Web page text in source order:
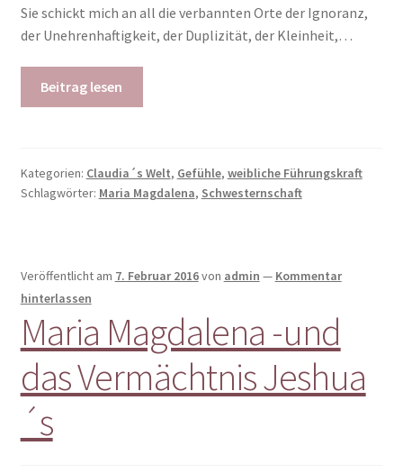
Sie schickt mich an all die verbannten Orte der Ignoranz,
der Unehrenhaftigkeit, der Duplizität, der Kleinheit,…
Beitrag lesen
Kategorien: Claudia´s Welt, Gefühle, weibliche Führungskraft
Schlagwörter: Maria Magdalena, Schwesternschaft
Veröffentlicht am 7. Februar 2016von admin — Kommentar
hinterlassen
Maria Magdalena -und
das Vermächtnis Jeshua
´s